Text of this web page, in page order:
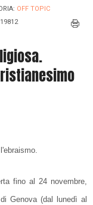
OFF TOPIC
fino al 24 novembre,
Genova (dal lunedì al